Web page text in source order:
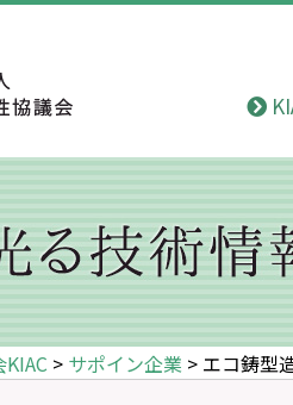
> サポイン企業 > エコ鋳型